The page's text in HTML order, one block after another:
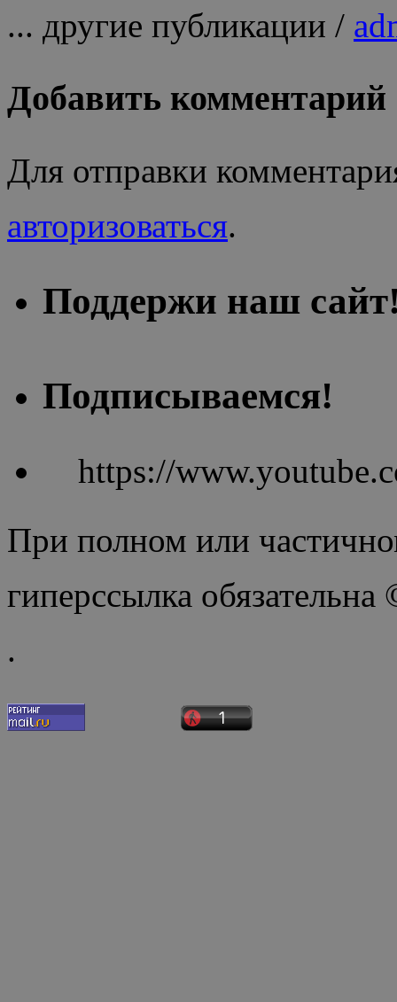
... другие публикации /
Добавить комментарий
Для отправки
авторизоваться.
Поддержи наш
Подписываемся!
https://
При полном или
гиперссылка
.